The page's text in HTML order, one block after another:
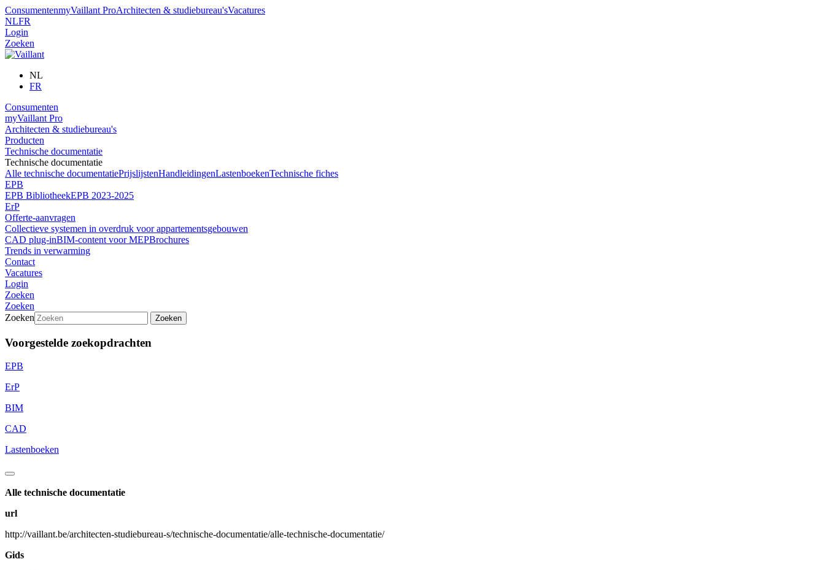
ConsumentenmyVaillant ProArchitecten & studiebureau'sVacatures
NLFR
Login
Zoeken
NL
FR
Consumenten
myVaillant Pro
Architecten & studiebureau's
Producten
Technische documentatie
Technische documentatie
Alle technische documentatiePrijslijstenHandleidingenLastenboekenTechnische fiches
EPB
EPB BibliotheekEPB 2023-2025
ErP
Offerte-aanvragen
Collectieve systemen in overdruk voor appartementsgebouwen
CAD plug-inBIM-content voor MEPBrochures
Trends in verwarming
Contact
Vacatures
Login
Zoeken
Zoeken
Zoeken
Zoeken
Voorgestelde zoekopdrachten
EPB
ErP
BIM
CAD
Lastenboeken
Alle technische documentatie
url
http://vaillant.be/architecten-studiebureau-s/technische-documentatie/alle-technische-documentatie/
Gids